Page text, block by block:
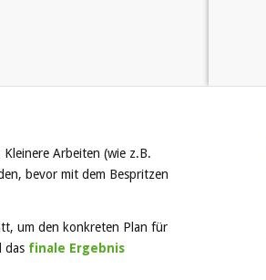
Arbeiten (wie z.B.
bevor mit dem Bespritzen
um den konkreten Plan für
das finale Ergebnis